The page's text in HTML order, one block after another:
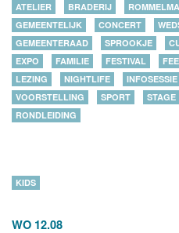
ATELIER BRADERIJ
GEMEENTELIJK
CONCERT
GEMEENTERAAD
SPROOKJE
EXPO
FAMILIE FESTIVAL
LEZING
NIGHTLIFE INFOSESSIE
VOORSTELLING
SPORT STAGE
RONDLEIDING
WO 12.08
KIDS